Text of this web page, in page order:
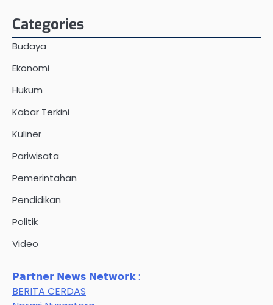
Categories
Budaya
Ekonomi
Hukum
Kabar Terkini
Kuliner
Pariwisata
Pemerintahan
Pendidikan
Politik
Video
𝗣𝗮𝗿𝘁𝗻𝗲𝗿 𝗡𝗲𝘄𝘀 𝗡𝗲𝘁𝘄𝗼𝗿𝗸 :
BERITA CERDAS